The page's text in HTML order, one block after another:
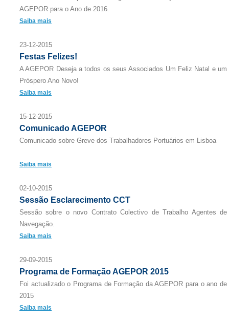
AGEPOR para o Ano de 2016.
Saiba mais
23-12-2015
Festas Felizes!
A AGEPOR Deseja a todos os seus Associados Um Feliz Natal e um
Próspero Ano Novo!
Saiba mais
15-12-2015
Comunicado AGEPOR
Comunicado sobre Greve dos Trabalhadores Portuários em Lisboa
Saiba mais
02-10-2015
Sessão Esclarecimento CCT
Sessão sobre o novo Contrato Colectivo de Trabalho Agentes de
Navegação.
Saiba mais
29-09-2015
Programa de Formação AGEPOR 2015
Foi actualizado o Programa de Formação da AGEPOR para o ano de
2015
Saiba mais